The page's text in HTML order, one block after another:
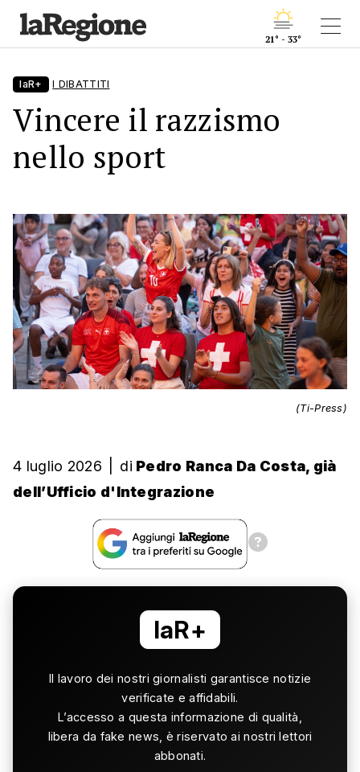
21° - 33°
laR+ I DIBATTITI
Vincere il razzismo
nello sport
(Ti-Press)
4 luglio 2026 di Pedro Ranca Da Costa, già
dell’Ufficio d'Integrazione
laR+
Il lavoro dei nostri giornalisti garantisce notizie
verificate e affidabili.
L’accesso a questa informazione di qualità,
libera da fake news, è riservato ai nostri lettori
abbonati.